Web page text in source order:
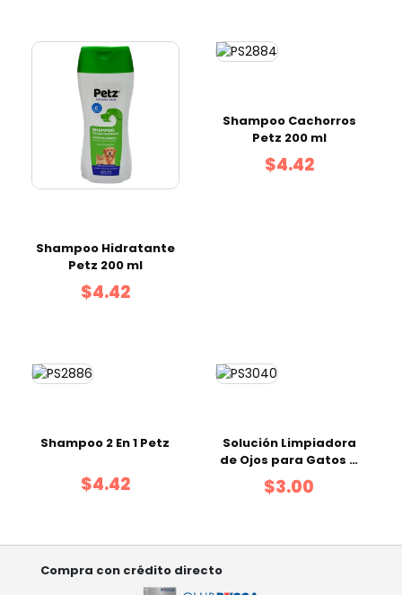
Shampoo Hidratante
Petz 200 ml
$4.42
Shampoo Cachorros
Petz 200 ml
$4.42
Shampoo 2 En 1 Petz
$4.42
Solución Limpiadora
de Ojos para Gatos 4
oz
$3.00
Compra con crédito directo